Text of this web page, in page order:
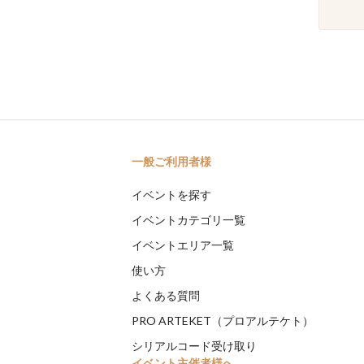
一般ご利用者様
イベントを探す
イベントカテゴリ一覧
イベントエリア一覧
使い方
よくある質問
PRO ARTEKET（プロアルテケト）
シリアルコード受け取り